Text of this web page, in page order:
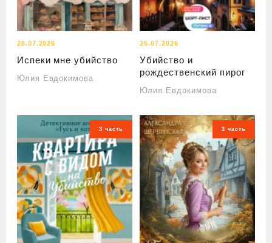
28.07.2026
Испеки мне убийство
Юлия Евдокимова
25.07.2026
Убийство и
рождественский пирог
Юлия Евдокимова
3 часть 3 часть